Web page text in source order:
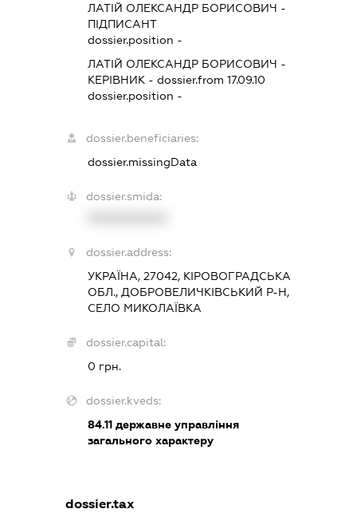
ЛАТІЙ ОЛЕКСАНДР БОРИСОВИЧ -
ПІДПИСАНТ
dossier.position -
ЛАТІЙ ОЛЕКСАНДР БОРИСОВИЧ -
КЕРІВНИК- dossier.from 17.09.10
dossier.position -
dossier.beneficiaries:
dossier.missingData
dossier.smida:
dossier.address:
УКРАЇНА, 27042, КІРОВОГРАДСЬКА
ОБЛ., ДОБРОВЕЛИЧКІВСЬКИЙ Р-Н,
СЕЛО МИКОЛАЇВКА
dossier.capital:
0 грн.
dossier.kveds:
84.11державне управління
загального характеру
dossier.tax